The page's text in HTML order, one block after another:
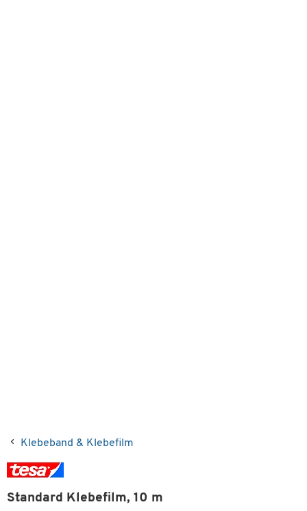
Klebeband & Klebefilm
Standard Klebefilm, 10 m